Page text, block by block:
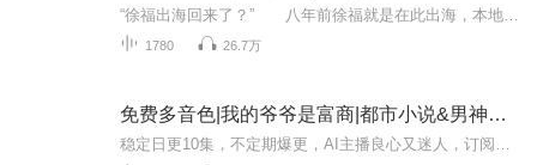
1780 26.7万
免费多音色|我的爷爷是富商|都市小说&男神&逗逼&轻松